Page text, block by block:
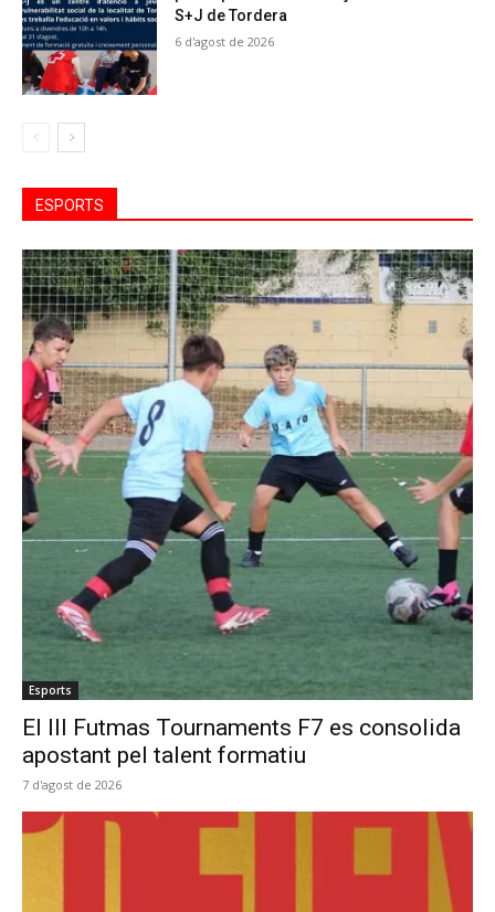
S+J de Tordera
6 d'agost de 2026
ESPORTS
Esports
El III Futmas Tournaments F7 es consolida
apostant pel talent formatiu
7 d'agost de 2026